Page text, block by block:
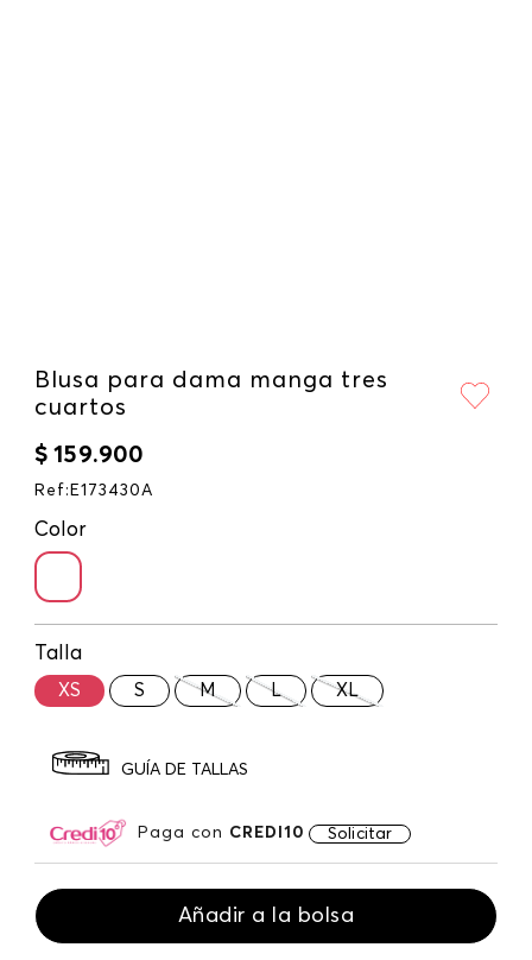
Blusa para dama manga tres
cuartos
$ 159.900
Ref : E173430A
Color
Talla
XS S M L XL
GUÍA DE TALLAS
Paga con CREDI10 Solicitar
Añadir a la bolsa